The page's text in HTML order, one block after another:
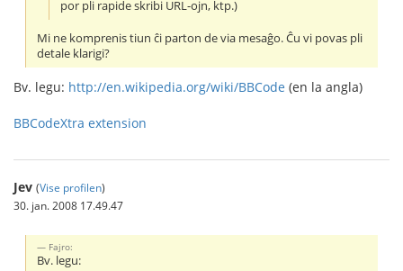
por pli rapide skribi URL-ojn, ktp.)
Mi ne komprenis tiun ĉi parton de via mesaĝo. Ĉu vi povas pli
detale klarigi?
Bv. legu: http://en.wikipedia.org/wiki/BBCode (en la angla)
BBCodeXtra extension
Jev (Vise profilen)
30. jan. 2008 17.49.47
Fajro:
Bv. legu: